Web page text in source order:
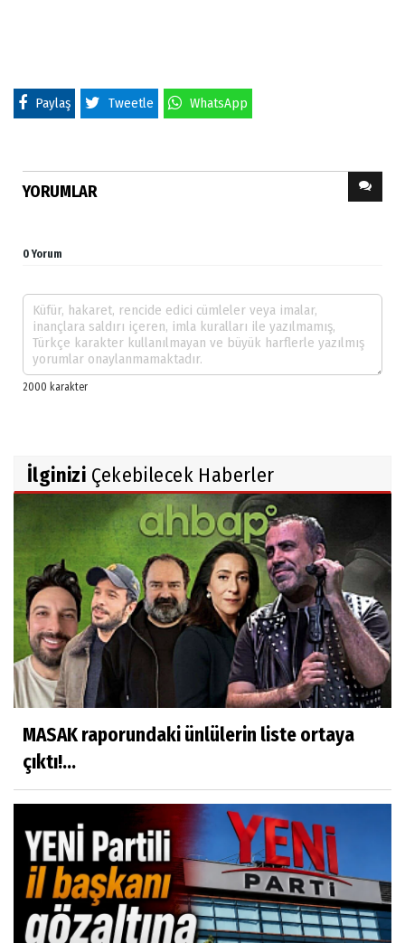
Paylaş Tweetle WhatsApp
YORUMLAR
0 Yorum
İlginizi Çekebilecek Haberler
MASAK raporundaki ünlülerin liste ortaya
çıktı!...